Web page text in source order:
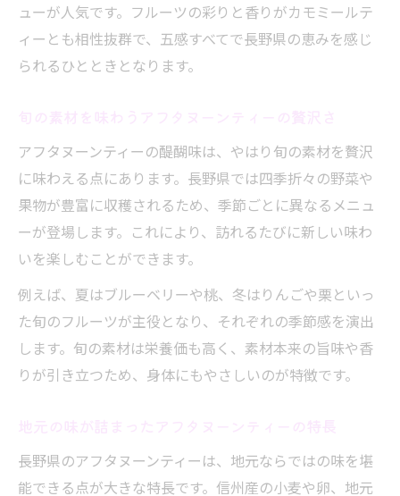
ューが人気です。フルーツの彩りと香りがカモミールテ
ィーとも相性抜群で、五感すべてで長野県の恵みを感じ
られるひとときとなります。
アフタヌーンティーの醍醐味は、やはり旬の素材を贅沢
に味わえる点にあります。長野県では四季折々の野菜や
果物が豊富に収穫されるため、季節ごとに異なるメニュ
ーが登場します。これにより、訪れるたびに新しい味わ
いを楽しむことができます。
例えば、夏はブルーベリーや桃、冬はりんごや栗といっ
た旬のフルーツが主役となり、それぞれの季節感を演出
します。旬の素材は栄養価も高く、素材本来の旨味や香
りが引き立つため、身体にもやさしいのが特徴です。
長野県のアフタヌーンティーは、地元ならではの味を堪
能できる点が大きな特長です。信州産の小麦や卵、地元